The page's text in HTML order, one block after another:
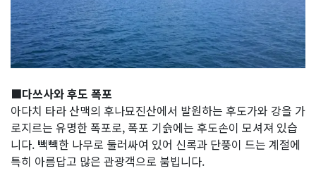
■다쓰사와 후도 폭포
아다치 타라 산맥의 후나묘진산에서 발원하는 후도가와 강을 가
로지르는 유명한 폭포로, 폭포 기슭에는 후도손이 모셔져 있습
니다. 빽빽한 나무로 둘러싸여 있어 신록과 단풍이 드는 계절에
특히 아름답고 많은 관광객으로 붐빕니다.